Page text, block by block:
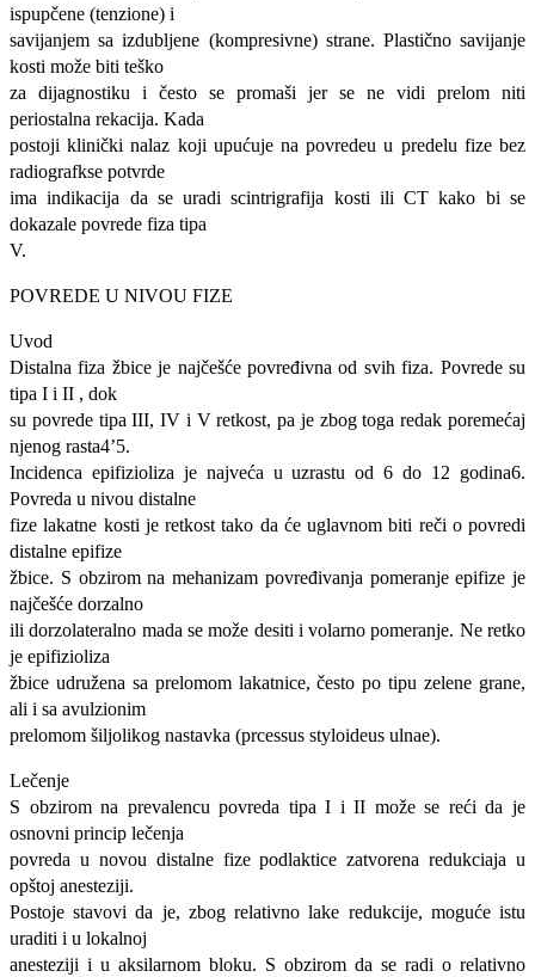
ispupčene (tenzione) i
savijanjem sa izdubljene (kompresivne) strane. Plastično savijanje
kosti može biti teško
za dijagnostiku i često se promaši jer se ne vidi prelom niti
periostalna rekacija. Kada
postoji klinički nalaz koji upućuje na povredeu u predelu fize bez
radiografkse potvrde
ima indikacija da se uradi scintrigrafija kosti ili CT kako bi se
dokazale povrede fiza tipa
V.
POVREDE U NIVOU FIZE
Uvod
Distalna fiza žbice je najčešće povređivna od svih fiza. Povrede su
tipa I i II , dok
su povrede tipa III, IV i V retkost, pa je zbog toga redak poremećaj
njenog rasta4’5.
Incidenca epifizioliza je najveća u uzrastu od 6 do 12 godina6.
Povreda u nivou distalne
fize lakatne kosti je retkost tako da će uglavnom biti reči o povredi
distalne epifize
žbice. S obzirom na mehanizam povređivanja pomeranje epifize je
najčešće dorzalno
ili dorzolateralno mada se može desiti i volarno pomeranje. Ne retko
je epifizioliza
žbice udružena sa prelomom lakatnice, često po tipu zelene grane,
ali i sa avulzionim
prelomom šiljolikog nastavka (prcessus styloideus ulnae).
Lečenje
S obzirom na prevalencu povreda tipa I i II može se reći da je
osnovni princip lečenja
povreda u novou distalne fize podlaktice zatvorena redukciaja u
opštoj anesteziji.
Postoje stavovi da je, zbog relativno lake redukcije, moguće istu
uraditi i u lokalnoj
anesteziji i u aksilarnom bloku. S obzirom da se radi o relativno